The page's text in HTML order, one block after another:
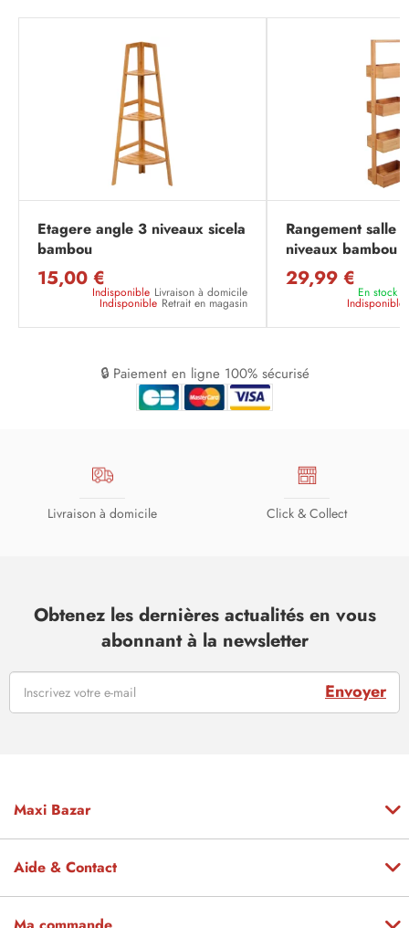
Etagere angle 3 niveaux sicela
bambou
15,00 €
Indisponible Livraison à domicile
Indisponible Retrait en magasin
Rangement salle
niveaux bambou
29,99 €
En stock
Indisponible
🔒 Paiement en ligne 100% sécurisé
Livraison à domicile Click & Collect
Obtenez les dernières actualités en vous
abonnant à la newsletter
Envoyer
Maxi Bazar
Aide & Contact